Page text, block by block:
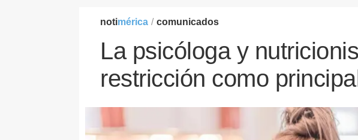
notimérica / comunicados
La psicóloga y
restricción como